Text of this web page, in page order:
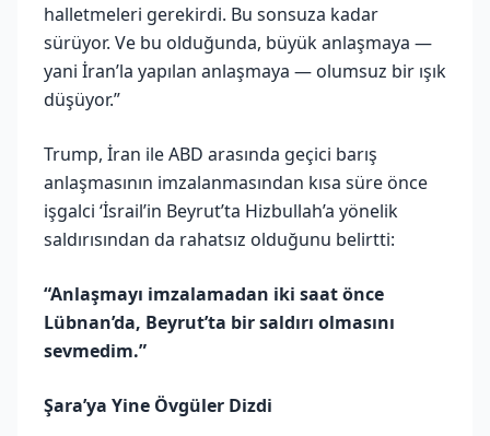
halletmeleri gerekirdi. Bu sonsuza kadar
sürüyor. Ve bu olduğunda, büyük anlaşmaya —
yani İran’la yapılan anlaşmaya — olumsuz bir ışık
düşüyor.”
Trump, İran ile ABD arasında geçici barış
anlaşmasının imzalanmasından kısa süre önce
işgalci ‘İsrail’in Beyrut’ta Hizbullah’a yönelik
saldırısından da rahatsız olduğunu belirtti:
“Anlaşmayı imzalamadan iki saat önce
Lübnan’da, Beyrut’ta bir saldırı olmasını
sevmedim.”
Şara’ya Yine Övgüler Dizdi